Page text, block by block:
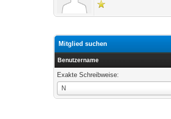
Mitglied suchen
Benutzername
Exakte Schreibweise:
N
Benutzername